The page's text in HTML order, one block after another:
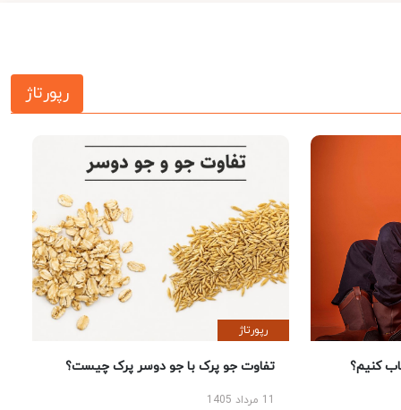
رپورتاژ
کنیم؟
رپورتاژ
تفاوت جو پرک با جو دوسر پرک چیست؟